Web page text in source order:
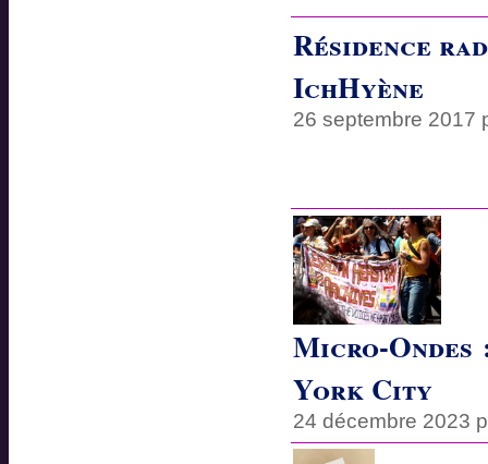
Résidence
IchHyène
26 septembre 2017
Micro-Ondes
York City
24 décembre 2023